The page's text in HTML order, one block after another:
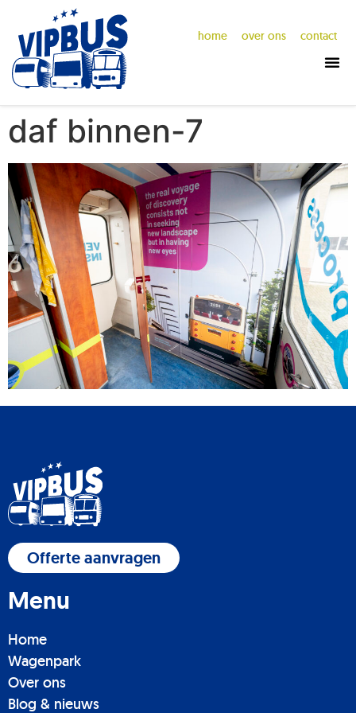
home over ons contact
daf binnen-7
Offerte aanvragen
Menu
Home
Wagenpark
Over ons
Blog & nieuws